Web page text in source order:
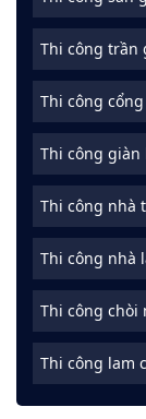
Thi công trần
Thi công
Thi công giàn
Thi công nhà
Thi công nhà
Thi công chòi
Thi công lam